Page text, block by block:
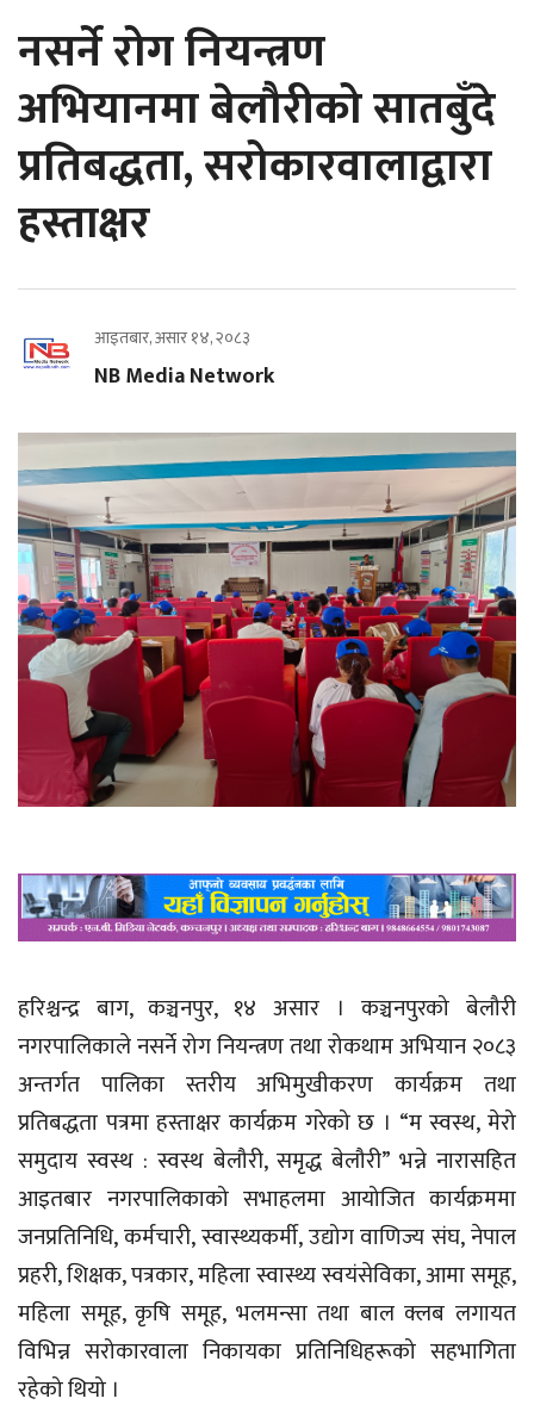
नसर्ने रोग नियन्त्रण
अभियानमा बेलौरीको सातबुँदे
प्रतिबद्धता, सरोकारवालाद्वारा
हस्ताक्षर
आइतबार, असार १४, २०८३
NB Media Network
हरिश्चन्द्र बाग, कञ्चनपुर, १४ असार । कञ्चनपुरको बेलौरी
नगरपालिकाले नसर्ने रोग नियन्त्रण तथा रोकथाम अभियान २०८३
अन्तर्गत पालिका स्तरीय अभिमुखीकरण कार्यक्रम तथा
प्रतिबद्धता पत्रमा हस्ताक्षर कार्यक्रम गरेको छ । “म स्वस्थ, मेरो
समुदाय स्वस्थ : स्वस्थ बेलौरी, समृद्ध बेलौरी” भन्ने नारासहित
आइतबार नगरपालिकाको सभाहलमा आयोजित कार्यक्रममा
जनप्रतिनिधि, कर्मचारी, स्वास्थ्यकर्मी, उद्योग वाणिज्य संघ, नेपाल
प्रहरी, शिक्षक, पत्रकार, महिला स्वास्थ्य स्वयंसेविका, आमा समूह,
महिला समूह, कृषि समूह, भलमन्सा तथा बाल क्लब लगायत
विभिन्न सरोकारवाला निकायका प्रतिनिधिहरूको सहभागिता
रहेको थियो ।